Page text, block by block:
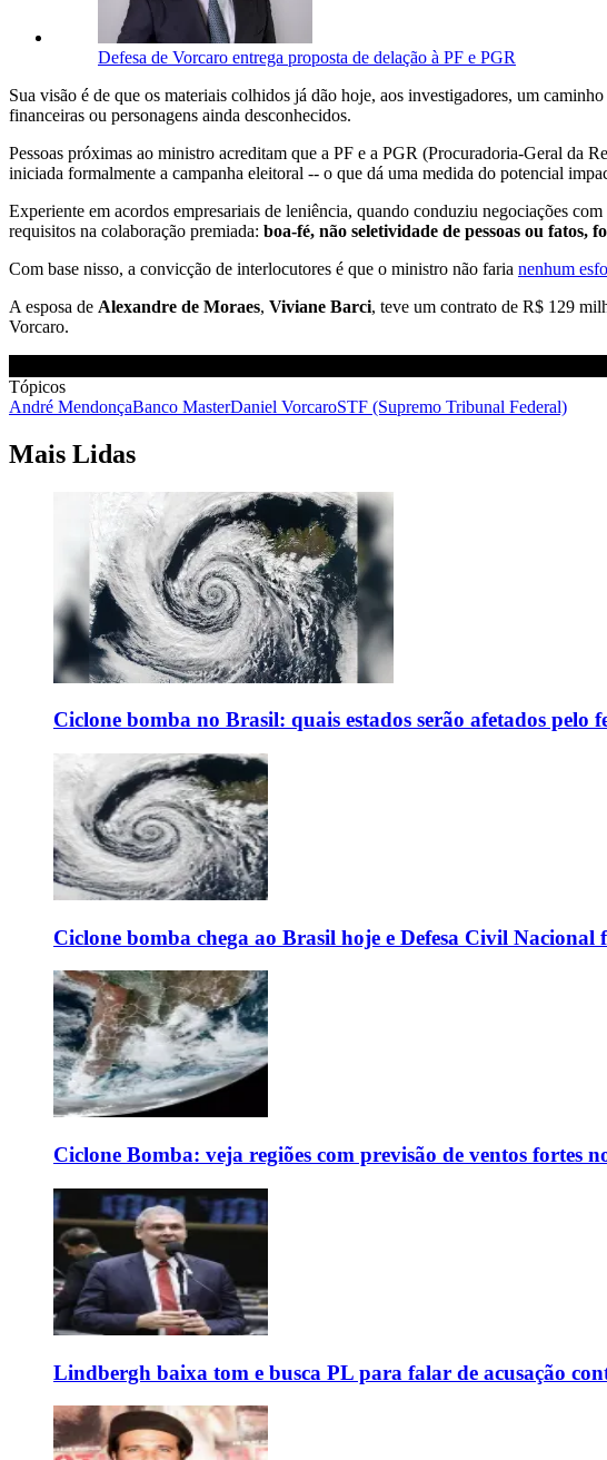
Defesa de Vorcaro entrega proposta de delação à PF e PGR
Sua visão é de que os materiais colhidos já dão hoje, aos investigadores, um
financeiras ou personagens ainda desconhecidos.
Pessoas próximas ao ministro acreditam que a PF e a PGR (Procuradoria-Geral da
iniciada formalmente a campanha eleitoral -- o que dá uma medida do potencial
Experiente em acordos empresariais de leniência, quando conduziu negociações
requisitos na colaboração premiada: boa-fé, não seletividade de pessoas ou fatos,
Com base nisso, a convicção de interlocutores é que o ministro não faria nenhum
A esposa de Alexandre de Moraes, Viviane Barci, teve um contrato de R$ 129
Vorcaro.
Tópicos
André MendonçaBanco MasterDaniel VorcaroSTF (Supremo Tribunal Federal)
Mais Lidas
Ciclone bomba no Brasil: quais estados serão afetados pelo
Ciclone bomba chega ao Brasil hoje e Defesa Civil Nacional
Ciclone Bomba: veja regiões com previsão de ventos fortes
Lindbergh baixa tom e busca PL para falar de acusação